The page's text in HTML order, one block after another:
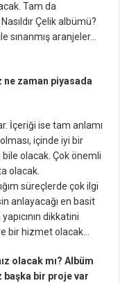
Tam da
Çelik albümü?
sınanmış aranjeler…
ne zaman piyasada
İçeriği ise tam anlamı
içinde iyi bir
bile olacak. Çok önemli
olacak.
süreçlerde çok ilgi
anlayacağı en basit
dikkatini
bir hizmet olacak…
olacak mı? Albüm
başka bir proje var